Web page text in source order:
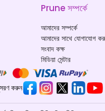
Prune সম্পর্কে
আমাদের সম্পর্কে
আমাদের সাথে যোগাযোগ
সংবাদ কক্ষ
মিডিয়া সেন্টার
করুন